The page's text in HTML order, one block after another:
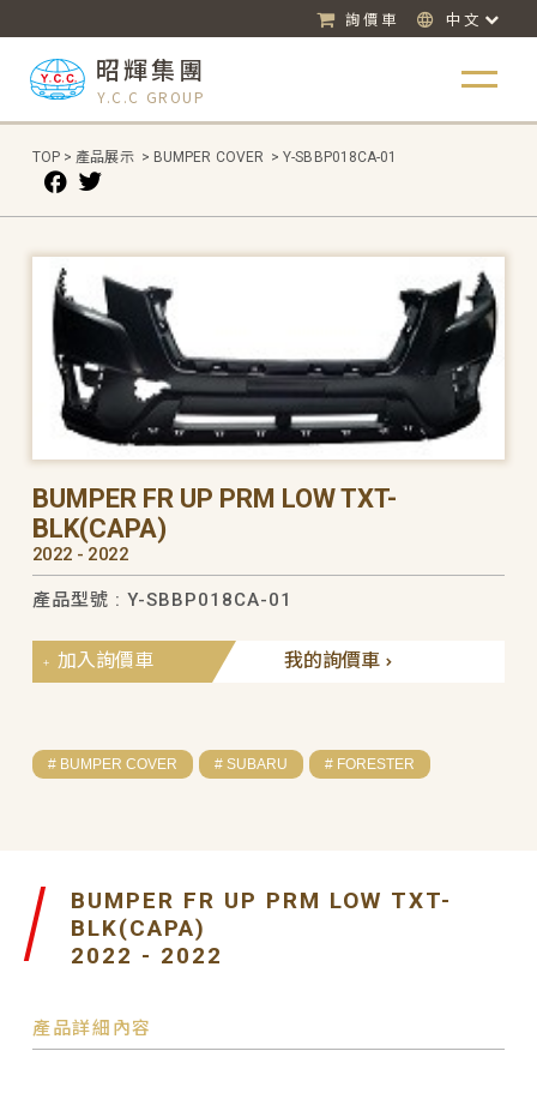
詢價車 中文
昭輝集團
Y.C.C GROUP
TOP > 產品展示 > BUMPER COVER > Y-SBBP018CA-01
BUMPER FR UP PRM LOW TXT-
BLK(CAPA)
2022 - 2022
產品型號 : Y-SBBP018CA-01
我的詢價車
加入詢價車
# BUMPER COVER # SUBARU # FORESTER
BUMPER FR UP PRM LOW TXT-
BLK(CAPA)
2022 - 2022
產品詳細內容